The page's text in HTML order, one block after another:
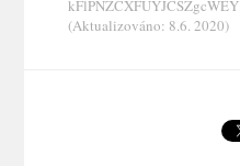
kFlPNZCXFUYJCSZgcWEY
(Aktualizováno: 8.6. 2020)